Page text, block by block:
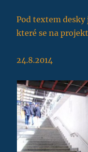
Pod textem
které se na
24.8.2014